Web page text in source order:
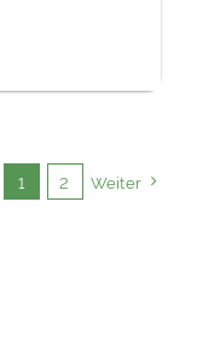
1 2 Weiter